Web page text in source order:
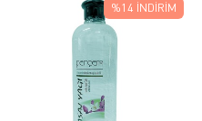
%14 İNDIRIM